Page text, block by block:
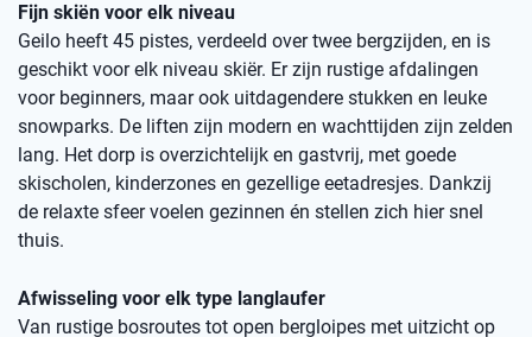
Fijn skiën voor elk niveau
Geilo heeft 45 pistes, verdeeld over twee bergzijden, en is
geschikt voor elk niveau skiër. Er zijn rustige afdalingen
voor beginners, maar ook uitdagendere stukken en leuke
snowparks. De liften zijn modern en wachttijden zijn zelden
lang. Het dorp is overzichtelijk en gastvrij, met goede
skischolen, kinderzones en gezellige eetadresjes. Dankzij
de relaxte sfeer voelen gezinnen én stellen zich hier snel
thuis.
Afwisseling voor elk type langlaufer
Van rustige bosroutes tot open bergloipes met uitzicht op